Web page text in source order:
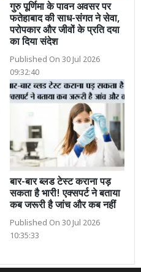
गुरु पूर्णिमा के पावन अवसर पर
फतेहाबाद की साध-संगत ने सेवा,
परोपकार और जीवों के प्रति दया
का दिया संदेश
Published On 30 Jul 2026
09:32:40
बार-बार ब्लड टेस्ट कराना पड़
सकता है भारी! एक्सपर्ट ने बताया
कब जरूरी है जांच और कब नहीं
Published On 30 Jul 2026
10:35:33